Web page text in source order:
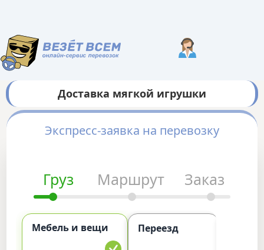
Доставка мягкой игрушки
Экспресс-заявка на перевозку
Груз Маршрут Заказ
Мебель и вещи Переезд